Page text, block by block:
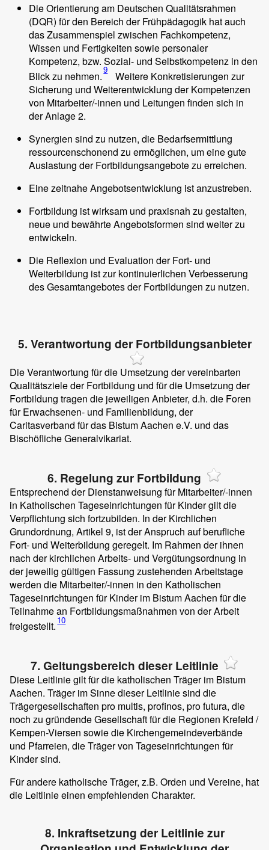
Die Orientierung am Deutschen Qualitätsrahmen
(DQR) für den Bereich der Frühpädagogik hat auch
das Zusammenspiel zwischen Fachkompetenz,
Wissen und Fertigkeiten sowie personaler
Kompetenz, bzw. Sozial- und Selbstkompetenz in den
Blick zu nehmen.9
Weitere Konkretisierungen zur
Sicherung und Weiterentwicklung der Kompetenzen
von Mitarbeiter/-innen und Leitungen finden sich in
der Anlage 2.
Synergien sind zu nutzen, die Bedarfsermittlung
ressourcenschonend zu ermöglichen, um eine gute
Auslastung der Fortbildungsangebote zu erreichen.
Eine zeitnahe Angebotsentwicklung ist anzustreben.
Fortbildung ist wirksam und praxisnah zu gestalten,
neue und bewährte Angebotsformen sind weiter zu
entwickeln.
Die Reflexion und Evaluation der Fort- und
Weiterbildung ist zur kontinuierlichen Verbesserung
des Gesamtangebotes der Fortbildungen zu nutzen.
5. Verantwortung der Fortbildungsanbieter
Die Verantwortung für die Umsetzung der vereinbarten
Qualitätsziele der Fortbildung und für die Umsetzung der
Fortbildung tragen die jeweiligen Anbieter, d.h. die Foren
für Erwachsenen- und Familienbildung, der
Caritasverband für das Bistum Aachen e.V. und das
Bischöfliche Generalvikariat.
6. Regelung zur Fortbildung
Entsprechend der Dienstanweisung für Mitarbeiter/-innen
in Katholischen Tageseinrichtungen für Kinder gilt die
Verpflichtung sich fortzubilden. In der Kirchlichen
Grundordnung, Artikel 9, ist der Anspruch auf berufliche
Fort- und Weiterbildung geregelt. Im Rahmen der ihnen
nach der kirchlichen Arbeits- und Vergütungsordnung in
der jeweilig gültigen Fassung zustehenden Arbeitstage
werden die Mitarbeiter/-innen in den Katholischen
Tageseinrichtungen für Kinder im Bistum Aachen für die
Teilnahme an Fortbildungsmaßnahmen von der Arbeit
freigestellt. 10
7. Geltungsbereich dieser Leitlinie
Diese Leitlinie gilt für die katholischen Träger im Bistum
Aachen. Träger im Sinne dieser Leitlinie sind die
Trägergesellschaften pro multis, profinos, pro futura, die
noch zu gründende Gesellschaft für die Regionen Krefeld /
Kempen-Viersen sowie die Kirchengemeindeverbände
und Pfarreien, die Träger von Tageseinrichtungen für
Kinder sind.
Für andere katholische Träger, z.B. Orden und Vereine, hat
die Leitlinie einen empfehlenden Charakter.
8. Inkraftsetzung der Leitlinie zur